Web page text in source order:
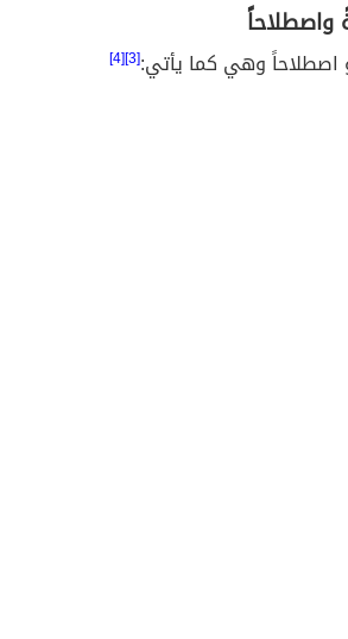
واصطلاحاً
اصطلاحاً وهي كما يأتي:[3][4]